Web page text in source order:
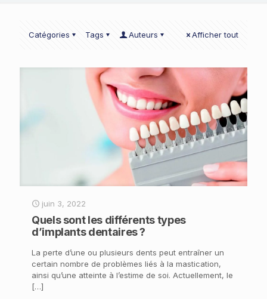
Catégories Tags Auteurs Afficher tout
juin 3, 2022
Quels sont les différents types
d’implants dentaires ?
La perte d’une ou plusieurs dents peut entraîner un
certain nombre de problèmes liés à la mastication,
ainsi qu’une atteinte à l’estime de soi. Actuellement, le
[…]